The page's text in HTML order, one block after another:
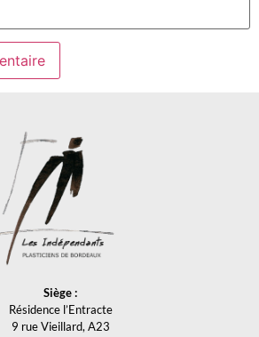
Siège :
Résidence l’Entracte
9 rue Vieillard, A23